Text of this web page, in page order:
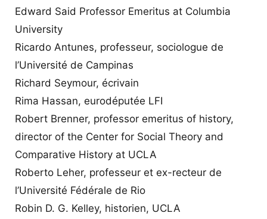
Edward Said Professor Emeritus at Columbia
University
Ricardo Antunes, professeur, sociologue de
l’Université de Campinas
Richard Seymour, écrivain
Rima Hassan, eurodéputée LFI
Robert Brenner, professor emeritus of history,
director of the Center for Social Theory and
Comparative History at UCLA
Roberto Leher, professeur et ex-recteur de
l’Université Fédérale de Rio
Robin D. G. Kelley, historien, UCLA